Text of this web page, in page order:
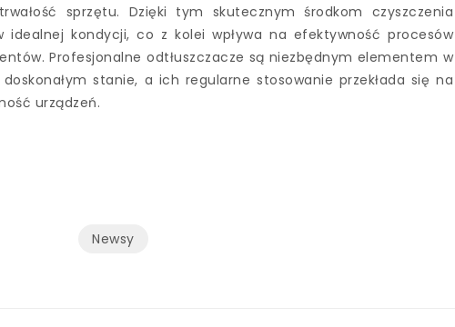
sprzętu. Dzięki tym skutecznym środkom czyszczenia
kondycji, co z kolei wpływa na efektywność procesów
Profesjonalne odtłuszczacze są niezbędnym elementem w
stanie, a ich regularne stosowanie przekłada się na
urządzeń.
Newsy